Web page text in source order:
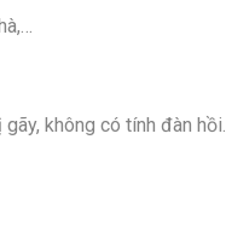
không có tính đàn hồi.